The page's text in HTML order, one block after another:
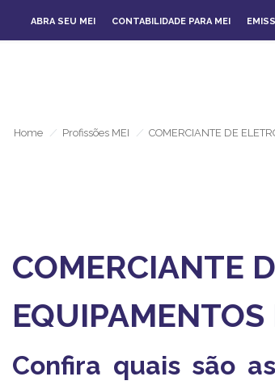
Home / Profissões MEI / COMERCIANTE DE
ABRA SEU MEI CONTABILIDADE PARA MEI
COMERCIANTE
Confira quais são